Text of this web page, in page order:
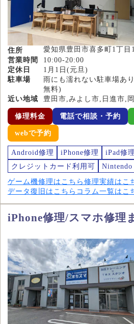
住所
愛知県豊田市喜多町1丁
営業時間
10:00-20:00
定休日
1月1日(元旦)
駐車場
雨にも濡れない駐車場あ
無料)
近い地域
豊田市,みよし市,日進市,
修理料金 電話で相談・予約
webで予約
Android修理 iPhone修理
iPad修理
クレジットカード利用可
ゲーム機修理はこちら 修理実績はこ
データ復旧はこちら コラム一覧はこ
iPhone修理/スマホ修理